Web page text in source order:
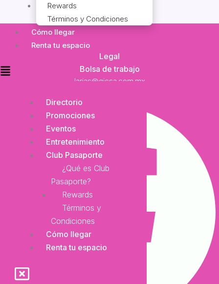
Rewards
Términos y Condiciones
Cómo llegar
Renta tu espacio
Directorio
Promociones
Eventos
Entretenimiento
Club Pasaporte
¿Qué es Club
Pasaporte?
Rewards
Términos y
Condiciones
Cómo llegar
Renta tu espacio
Legal
Bolsa de trabajo
larias@gicsa.com.mx